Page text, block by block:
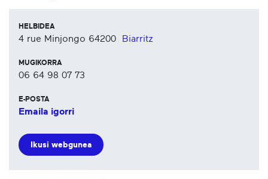
HELBIDEA
4 rue Minjongo 64200 Biarritz
MUGIKORRA
06 64 98 07 73
E-POSTA
Emaila igorri
Ikusi webgunea